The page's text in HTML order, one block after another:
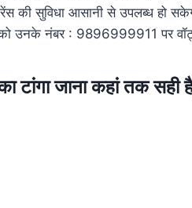
की सुविधा आसानी से उपलब्ध हो
को उनके नंबर : 9896999911 पर
टांगा जाना कहां तक सही